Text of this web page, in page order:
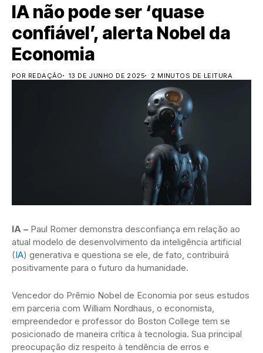
IA não pode ser ‘quase
confiável’, alerta Nobel da
Economia
POR REDAÇÃO 13 DE JUNHO DE 2025 2 MINUTOS DE LEITURA
IA – Paul Romer demonstra desconfiança em relação ao
atual modelo de desenvolvimento da inteligência artificial
(IA) generativa e questiona se ele, de fato, contribuirá
positivamente para o futuro da humanidade.
Vencedor do Prêmio Nobel de Economia por seus estudos
em parceria com William Nordhaus, o economista,
empreendedor e professor do Boston College tem se
posicionado de maneira crítica à tecnologia. Sua principal
preocupação diz respeito à tendência de erros e